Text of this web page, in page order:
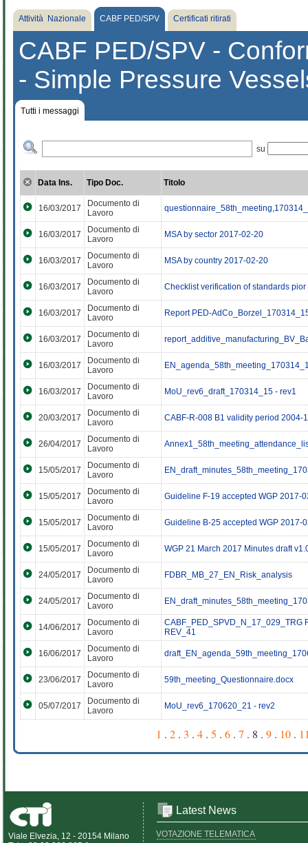
Attività Nazionale CABF PED/SPV Certificati ritirati
CABF PED/SPV -
- Simple Pressure
Tutti i messaggi
su
Data Ins. Tipo Doc. Titolo
16/03/2017
Documento di
Lavoro
16/03/2017
Documento di
Lavoro
MSA by sector 2017-02-20
16/03/2017
Documento di
Lavoro
MSA by country 2017-02-20
16/03/2017
Documento di
Lavoro
Checklist verification of standards pior
16/03/2017
Documento di
Lavoro
Report PED-
16/03/2017
Documento di
Lavoro
16/03/2017
Documento di
Lavoro
16/03/2017
Documento di
Lavoro
MoU_rev6_draft_170314_15 - rev1
20/03/2017
Documento di
Lavoro
CABF-R-008 B1 validity period 2004-
26/04/2017
Documento di
Lavoro
15/05/2017
Documento di
Lavoro
15/05/2017
Documento di
Lavoro
Guideline F-19 accepted WGP 2017-
15/05/2017
Documento di
Lavoro
Guideline B-25 accepted WGP 2017-
15/05/2017
Documento di
Lavoro
WGP 21 March 2017 Minutes draft
24/05/2017
Documento di
Lavoro
FDBR_MB_27_EN_Risk_analysis
24/05/2017
Documento di
Lavoro
14/06/2017
Documento di
Lavoro
CABF_PED_SPVD_N_17_029_TRG
REV_41
16/06/2017
Documento di
Lavoro
23/06/2017
Documento di
Lavoro
59th_meeting_Questionnaire.docx
05/07/2017
Documento di
Lavoro
MoU_rev6_170620_21 - rev2
1 . 2 . 3 . 4 . 5 . 6 . 7 . 8 . 9 . 10 .
Viale Elvezia, 12 - 20154 Milano
Latest News
VOTAZIONE TELEMATICA